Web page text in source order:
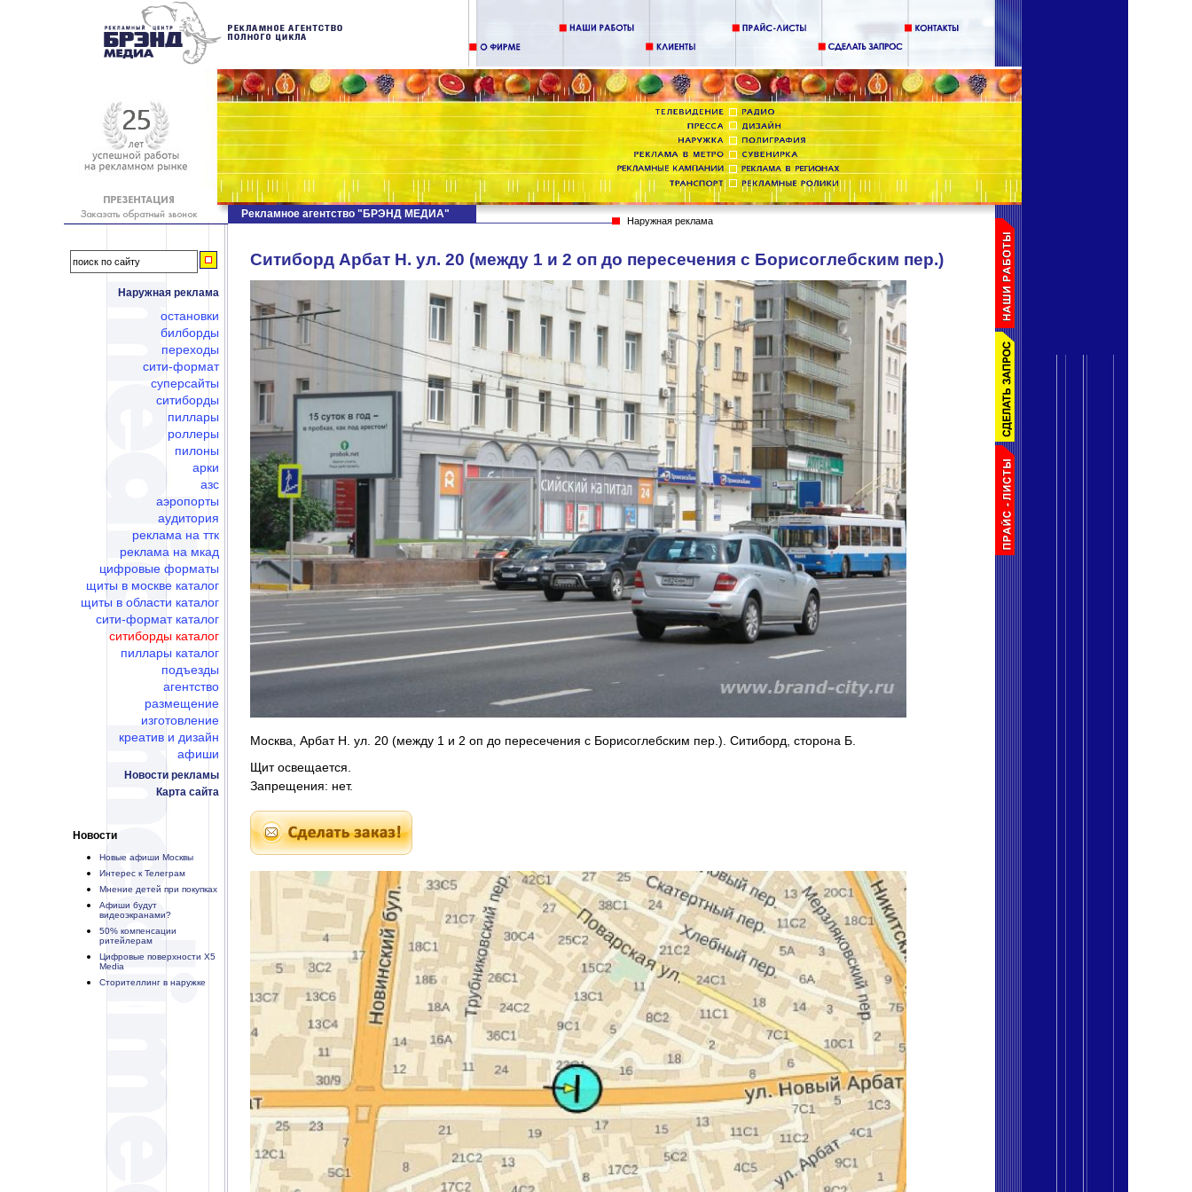
Наружная реклама
остановки
билборды
переходы
сити-формат
суперсайты
ситиборды
пиллары
роллеры
пилоны
арки
азс
аэропорты
аудитория
реклама на ттк
реклама на мкад
цифровые форматы
щиты в москве каталог
щиты в области каталог
сити-формат каталог
ситиборды каталог
пиллары каталог
подъезды
агентство
размещение
изготовление
креатив и дизайн
афиши
Новости рекламы
Карта сайта
Новости
Новые афиши Москвы
Интерес к Телеграм
Мнение детей при покупках
Афиши будут
видеоэкранами?
50% компенсации
ритейлерам
Цифровые поверхности X5
Media
Сторителлинг в наружке
Рекламное агентство "БРЭНД МЕДИА"
Наружная реклама
Ситиборд Арбат Н. ул. 20 (между 1 и 2 оп до пересечения с Борисоглебским пер.)
Москва, Арбат Н. ул. 20 (между 1 и 2 оп до пересечения с Борисоглебским пер.). Ситиборд, сторона Б.
Щит освещается.
Запрещения: нет.